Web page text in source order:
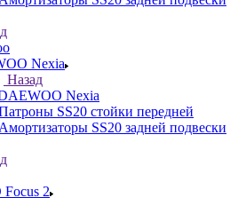
Nexia
Назад
Nexia
SS20 стойки передней
Амортизаторы SS20 задней подвески
2